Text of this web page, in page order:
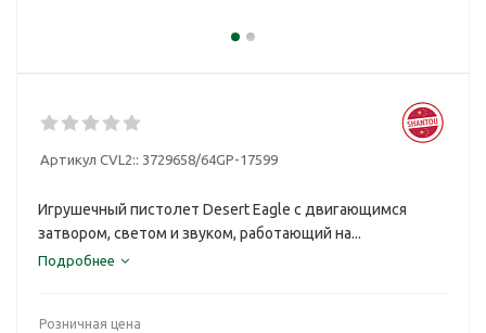
Артикул CVL2:: 3729658/64GP-17599
Игрушечный пистолет Desert Eagle с двигающимся
затвором, светом и звуком, работающий на...
Подробнее
Розничная цена